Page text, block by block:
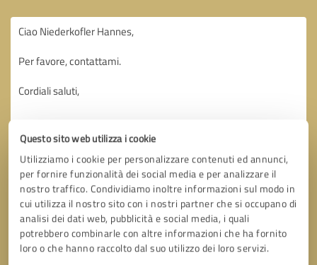
Questo sito web utilizza i cookie
Utilizziamo i cookie per personalizzare contenuti ed annunci,
per fornire funzionalità dei social media e per analizzare il
nostro traffico. Condividiamo inoltre informazioni sul modo in
cui utilizza il nostro sito con i nostri partner che si occupano di
analisi dei dati web, pubblicità e social media, i quali
potrebbero combinarle con altre informazioni che ha fornito
loro o che hanno raccolto dal suo utilizzo dei loro servizi.